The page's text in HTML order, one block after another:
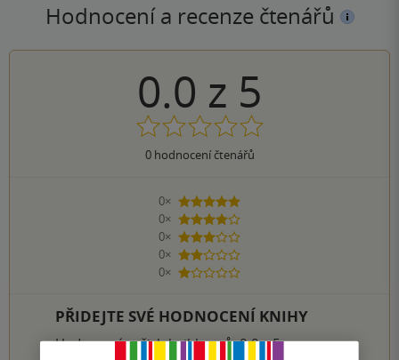
Hodnocení a recenze čtenářů
0.0 z 5
0hodnocení čtenářů
0×
5 hvězdiček
0×
4 hvězdičky
0×
3 hvězdičky
0×
2 hvězdičky
0×
1 hvezdička
PŘIDEJTE SVÉ HODNOCENÍ KNIHY
Hodnocení našich knihkupců: 0.0 z 5